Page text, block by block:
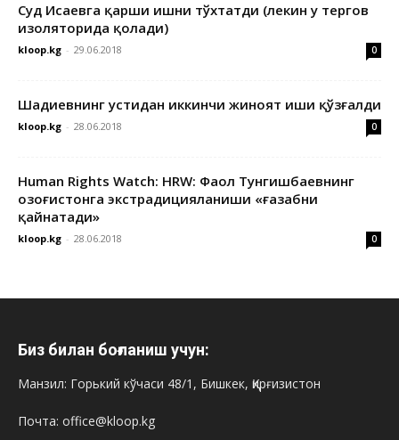
Суд Исаевга қарши ишни тўхтатди (лекин у тергов
изоляторида қолади)
kloop.kg - 29.06.2018 0
Шадиевнинг устидан иккинчи жиноят иши қўзғалди
kloop.kg - 28.06.2018 0
Human Rights Watch: HRW: Фаол Тунгишбаевнинг
Қозоғистонга экстрадицияланиши «ғазабни
қайнатади»
kloop.kg - 28.06.2018 0
Биз билан боғланиш учун:
Манзил: Горький кўчаси 48/1, Бишкек, Қирғизистон
Почта: office@kloop.kg